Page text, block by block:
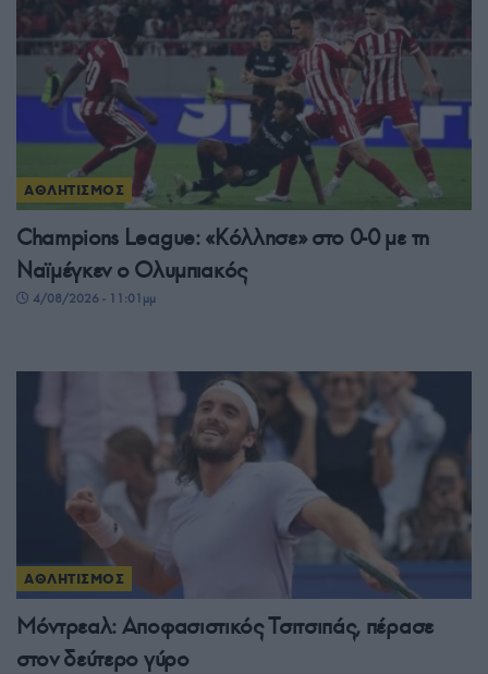
ΑΘΛΗΤΙΣΜΟΣ
Champions League: «Κόλλησε» στο 0-0 με τη
Ναϊμέγκεν ο Ολυμπιακός
4/08/2026 - 11:01μμ
ΑΘΛΗΤΙΣΜΟΣ
Μόντρεαλ: Αποφασιστικός Τσιτσιπάς, πέρασε
στον δεύτερο γύρο